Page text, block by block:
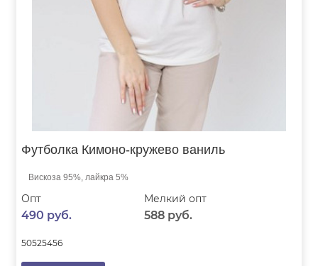
Футболка Кимоно-кружево ваниль
Вискоза 95%, лайкра 5%
Опт Мелкий опт
490 руб. 588 руб.
50525456